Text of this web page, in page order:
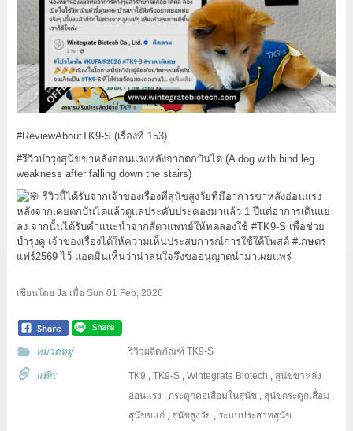
#ReviewAboutTK9-S (เรื่องที่ 153)
#รีวิวบำรุงสุนัขขาหลังอ่อนแรงหลังจากตกบันได(A dog with hind leg
weakness after falling down the stairs)
รีวิวนี้ได้รับจากเจ้าของเรื่องที่สุนัขสูงวัยที่มีอาการขาหลังอ่อนแรง
หลังจากเคยตกบันไดแล้วดูแลประคับประคองมาแล้ว 1 ปีแต่อาการเดินแย่
ลง จากนั้นได้รับคำแนะนำจากสัตวแพทย์ให้ทดลองใช้ #TK9-S เพื่อช่วย
บำรุงดู เจ้าของเรื่องได้ให้ความเห็นประสบการณ์การใช้ใต้โพสต์ #เกษตร
แฟร์2569ไว้ แอดมินเห็นว่าน่าสนใจจึงขออนุญาตนำมาเผยแพร่
เขียนโดย Jaเมื่อ Sun 01 Feb, 2026
หมวดหมู่ รีวิวผลิตภัณฑ์ TK9-S
แท๊ก: TK9 ,TK9-S ,Wintegrate Biotech , สุนัขขาหลัง
อ่อนแรง , กระดูกคอเสื่อมในสุนัข , สุนัขกระดูกเสื่อม ,
สุนัขขแก่ , สุนัขสูงวัย , ระบบประสาทสุนัข